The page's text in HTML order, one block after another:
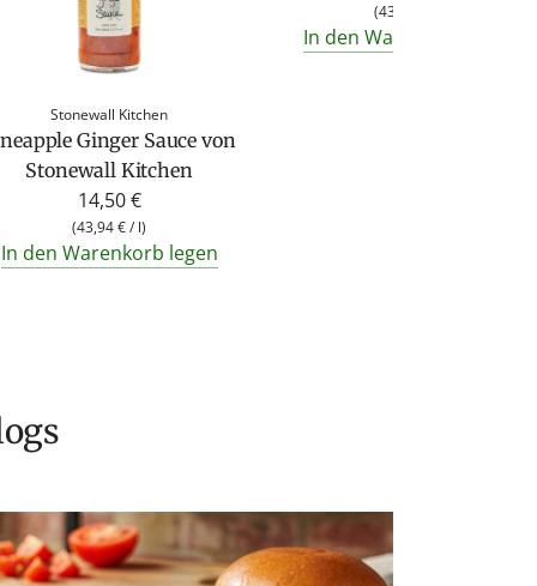
Stonewall Kitchen
Ginger Sauce von
Stonewall Kitchen
14,50 €
(43,94 €/ l)
In den Warenkorb legen
(43,94 €
In den Warenkorb legen